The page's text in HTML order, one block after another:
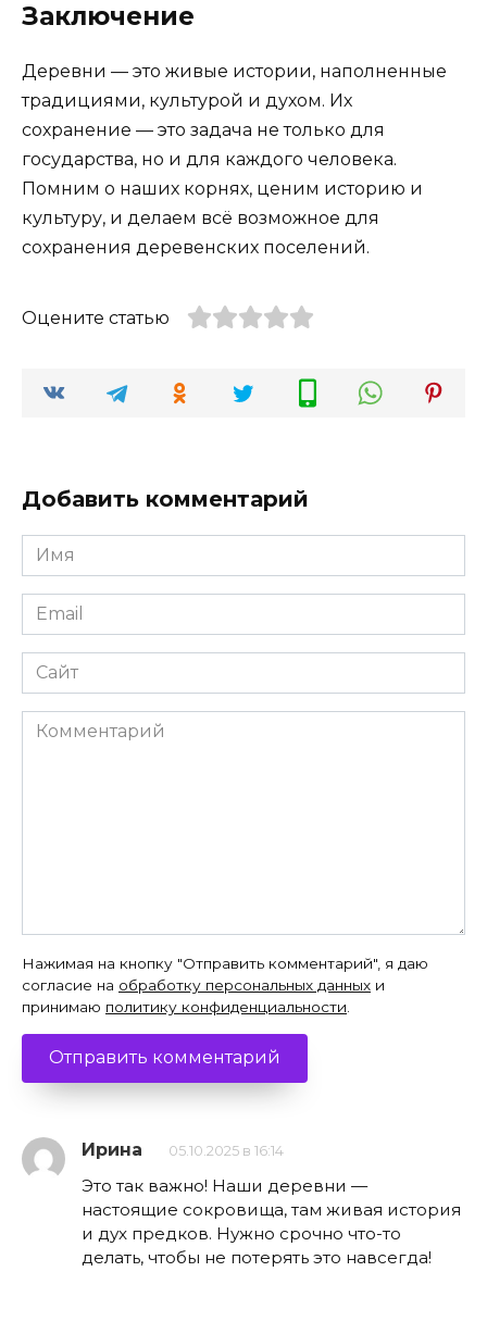
Заключение
Деревни — это живые истории, наполненные
традициями, культурой и духом. Их
сохранение — это задача не только для
государства, но и для каждого человека.
Помним о наших корнях, ценим историю и
культуру, и делаем всё возможное для
сохранения деревенских поселений.
Оцените статью
Добавить комментарий
Имя
*
Email
*
Сайт
Комментарий
Нажимая на кнопку "Отправить комментарий", я даю
согласие на обработку персональных данных и
принимаю политику конфиденциальности
Ирина 05.10.2025 в 16:14
Это так важно! Наши деревни —
настоящие сокровища, там живая история
и дух предков. Нужно срочно что-то
делать, чтобы не потерять это навсегда!